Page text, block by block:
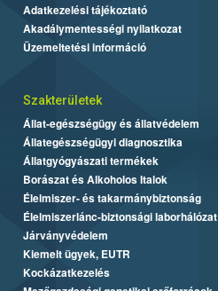
Adatkezelési tájékoztató
Akadálymentességi nyilatkozat
Üzemeltetési információ
Szakterületek
Állat-egészségügy és állatvédelem
Állategészségügyi diagnosztika
Állatgyógyászati termékek
Borászat és Alkoholos Italok
Élelmiszer- és takarmánybiztonság
Élelmiszerlánc-biztonsági laborhálózat
Járványvédelem
Kiemelt ügyek, EUTR
Kockázatkezelés